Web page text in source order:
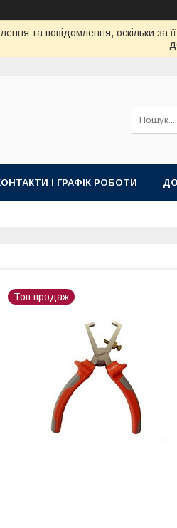
та повідомлення, оскільки
І ГРАФІК РОБОТИ
Топ продаж